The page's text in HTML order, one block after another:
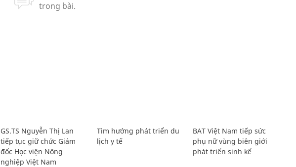
GS.TS Nguyễn Thị Lan
tiếp tục giữ chức Giám
đốc Học viện Nông
nghiệp Việt Nam
Tìm hướng phát triển du
lịch y tế
BAT Việt Nam tiếp sức
phụ nữ vùng biên giới
phát triển sinh kế